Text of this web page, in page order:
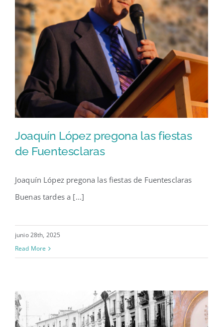
Joaquín López pregona las
fiestas de Fuentesclaras
Joaquín López pregona las fiestas
de Fuentesclaras
Joaquín López pregona las fiestas de Fuentesclaras
Buenas tardes a [...]
junio 28th, 2025
Read More